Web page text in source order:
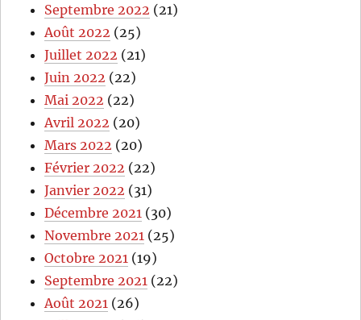
Septembre 2022 (21)
Août 2022 (25)
Juillet 2022 (21)
Juin 2022 (22)
Mai 2022 (22)
Avril 2022 (20)
Mars 2022 (20)
Février 2022 (22)
Janvier 2022 (31)
Décembre 2021 (30)
Novembre 2021 (25)
Octobre 2021 (19)
Septembre 2021 (22)
Août 2021 (26)